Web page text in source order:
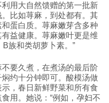
用大自然馈赠的第一批新
比如荨麻，到处都有。其
蛋白质。荨麻嫩芽含多种
益健康。荨麻嫩叶更是维
族和类胡萝卜素。”
要久煮，在煮汤的最后阶
约十分钟即可。酸模汤做
，春日新鲜野菜和所有食
用。她说：“例如，孕妇不